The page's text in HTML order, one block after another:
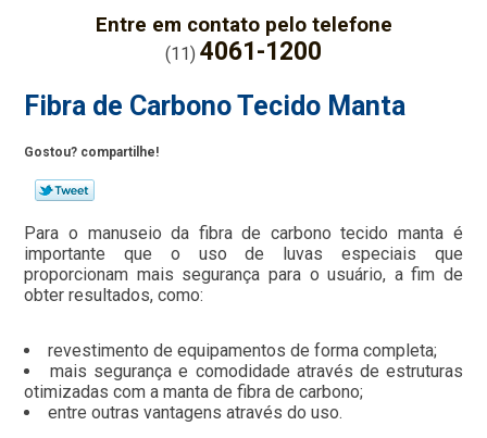
Entre em contato pelo telefone
(11) 4061-1200
Fibra de Carbono Tecido Manta
Gostou? compartilhe!
Para o manuseio da fibra de carbono tecido manta é
importante que o uso de luvas especiais que
proporcionam mais segurança para o usuário, a fim de
obter resultados, como:
revestimento de equipamentos de forma completa;
mais segurança e comodidade através de estruturas
otimizadas com a manta de fibra de carbono;
entre outras vantagens através do uso.